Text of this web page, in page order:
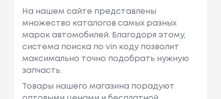
На нашем сайте представлены
множество каталогов самых разных
марок автомобилей. Благодоря этому,
система поиска по vin коду позволит
максимально точно подобрать нужную
запчасть.
Товары нашего магазина порадуют